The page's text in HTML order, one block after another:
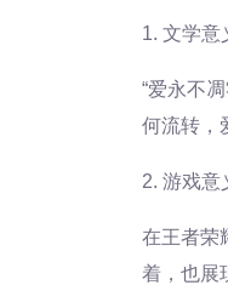
1. 文学意
“爱永不
何流转，
2. 游戏意
在王者荣
着，也展